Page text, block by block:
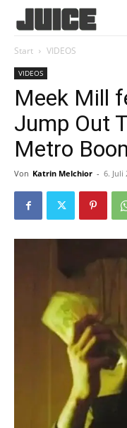
Start VIDEOS
VIDEOS
Meek Mill
Jump Out
Metro
Von Katrin Melchior - 6. Juli